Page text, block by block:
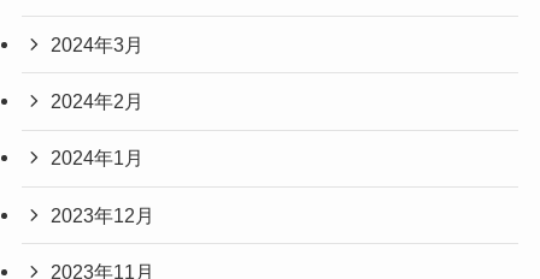
2024年3月
2024年2月
2024年1月
2023年12月
2023年11月